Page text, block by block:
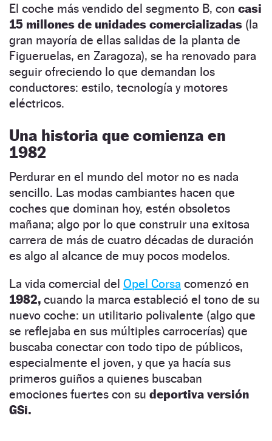
El coche más vendido del segmento B, con casi
15 millones de unidades comercializadas (la
gran mayoría de ellas salidas de la planta de
Figueruelas, en Zaragoza), se ha renovado para
seguir ofreciendo lo que demandan los
conductores: estilo, tecnología y motores
eléctricos.
Una historia que comienza en
1982
Perdurar en el mundo del motor no es nada
sencillo. Las modas cambiantes hacen que
coches que dominan hoy, estén obsoletos
mañana; algo por lo que construir una exitosa
carrera de más de cuatro décadas de duración
es algo al alcance de muy pocos modelos.
La vida comercial del Opel Corsa comenzó en
1982, cuando la marca estableció el tono de su
nuevo coche: un utilitario polivalente (algo que
se reflejaba en sus múltiples carrocerías) que
buscaba conectar con todo tipo de públicos,
especialmente el joven, y que ya hacía sus
primeros guiños a quienes buscaban
emociones fuertes con su deportiva versión
GSi.